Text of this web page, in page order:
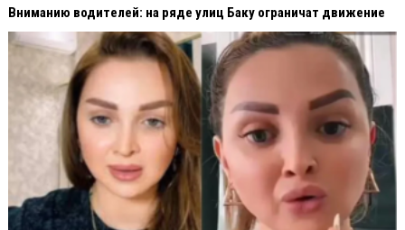
Вниманию водителей: на ряде улиц Баку ограничат движение